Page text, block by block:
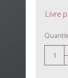
Livre